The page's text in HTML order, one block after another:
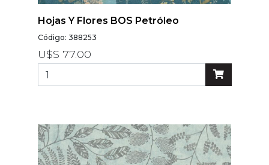
Hojas Y Flores BOS Petróleo
Código: 388253
U$S 77.00